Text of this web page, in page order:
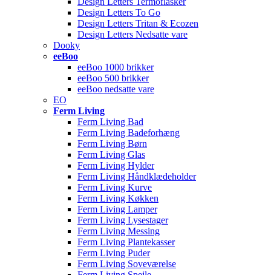
Design Letters To Go
Design Letters Tritan & Ecozen
Design Letters Nedsatte vare
Dooky
eeBoo
eeBoo 1000 brikker
eeBoo 500 brikker
eeBoo nedsatte vare
EO
Ferm Living
Ferm Living Bad
Ferm Living Badeforhæng
Ferm Living Børn
Ferm Living Glas
Ferm Living Hylder
Ferm Living Håndklædeholder
Ferm Living Kurve
Ferm Living Køkken
Ferm Living Lamper
Ferm Living Lysestager
Ferm Living Messing
Ferm Living Plantekasser
Ferm Living Puder
Ferm Living Soveværelse